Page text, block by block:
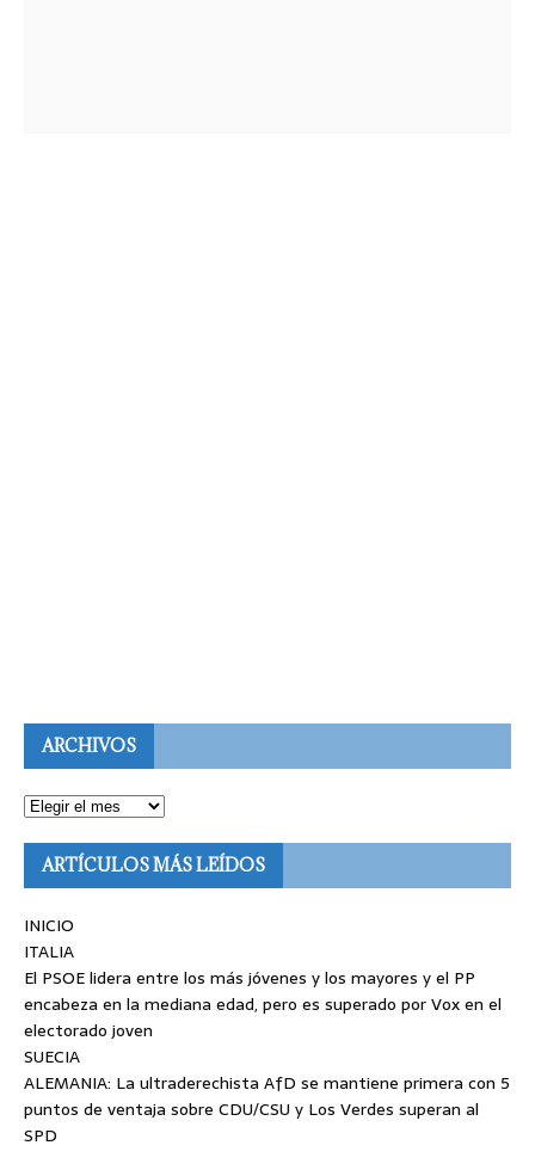
ARCHIVOS
ARTÍCULOS MÁS LEÍDOS
INICIO
ITALIA
El PSOE lidera entre los más jóvenes y los mayores y el PP
encabeza en la mediana edad, pero es superado por Vox en el
electorado joven
SUECIA
ALEMANIA: La ultraderechista AfD se mantiene primera con 5
puntos de ventaja sobre CDU/CSU y Los Verdes superan al
SPD